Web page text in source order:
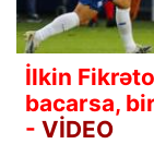
İlkin
bacarsa,
- VİDEO